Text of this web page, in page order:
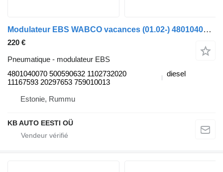
Modulateur EBS WABCO vacances (01.02-) 4801040070 pour bus Solaris Urbino, Alpino, Vacanza (1999-)
220 €
Pneumatique - modulateur EBS
4801040070 500590632 1102732020
11167593 20297653 759010013
diesel
Estonie, Rummu
KB AUTO EESTI OÜ